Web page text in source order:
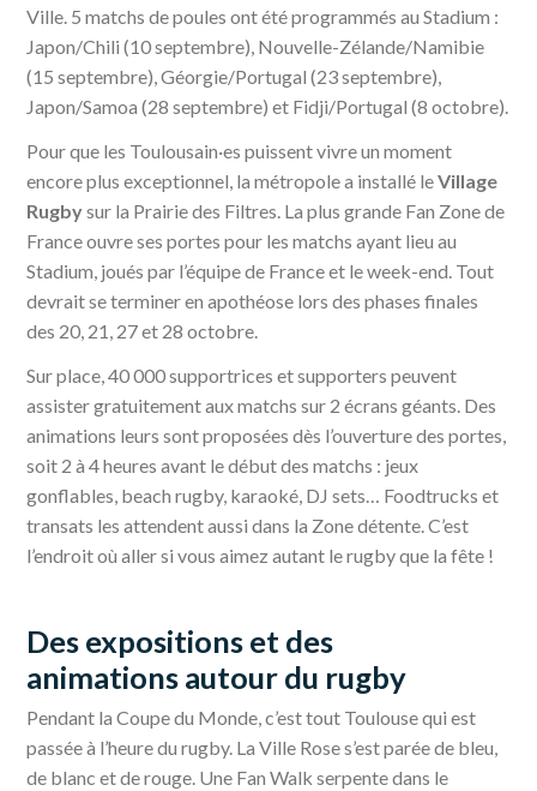
Ville. 5 matchs de poules ont été programmés au Stadium :
Japon/Chili (10 septembre), Nouvelle-Zélande/Namibie
(15 septembre), Géorgie/Portugal (23 septembre),
Japon/Samoa (28 septembre) et Fidji/Portugal (8 octobre).
Pour que les Toulousain·es puissent vivre un moment
encore plus exceptionnel, la métropole a installé leVillage
Rugbysur la Prairie des Filtres. La plus grande Fan Zone de
France ouvre ses portes pour les matchs ayant lieu au
Stadium, joués par l’équipe de France et le week-end. Tout
devrait se terminer en apothéose lors des phases finales
des 20, 21, 27 et 28 octobre.
Sur place, 40 000 supportrices et supporters peuvent
assister gratuitement aux matchs sur 2 écrans géants. Des
animations leurs sont proposées dès l’ouverture des portes,
soit 2 à 4 heures avant le début des matchs : jeux
gonflables, beach rugby, karaoké, DJ sets… Foodtrucks et
transats les attendent aussi dans la Zone détente. C’est
l’endroit où aller si vous aimez autant le rugby que la fête !
Des expositions et des
animations autour du rugby
Pendant la Coupe du Monde, c’est tout Toulouse qui est
passée à l’heure du rugby. La Ville Rose s’est parée de bleu,
de blanc et de rouge. Une Fan Walk serpente dans le